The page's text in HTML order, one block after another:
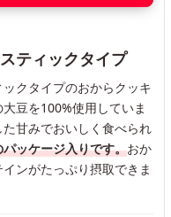
ティックタイプ
クタイプのおからクッキ
豆を100%使用していま
甘みでおいしく食べられ
ッケージ入りです。おか
ンがたっぷり摂取できま